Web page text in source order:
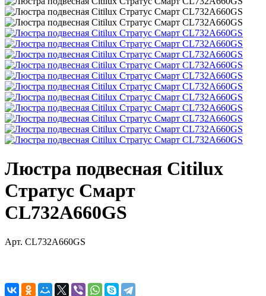
Люстра подвесная Citilux
Стратус Смарт
CL732A660GS
Арт. CL732A660GS